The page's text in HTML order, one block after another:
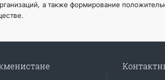
а также формирование